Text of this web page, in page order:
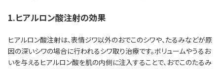
1.ヒアルロン酸注射の効果
ヒアルロン酸注射は、表情ジワ以外のおでこのシワや、たるみなどが原
因の深いシワの場合に行われるシワ取り治療です。ボリュームやうるお
いを与えるヒアルロン酸を肌の内側に注入することで、おでこのたるみ